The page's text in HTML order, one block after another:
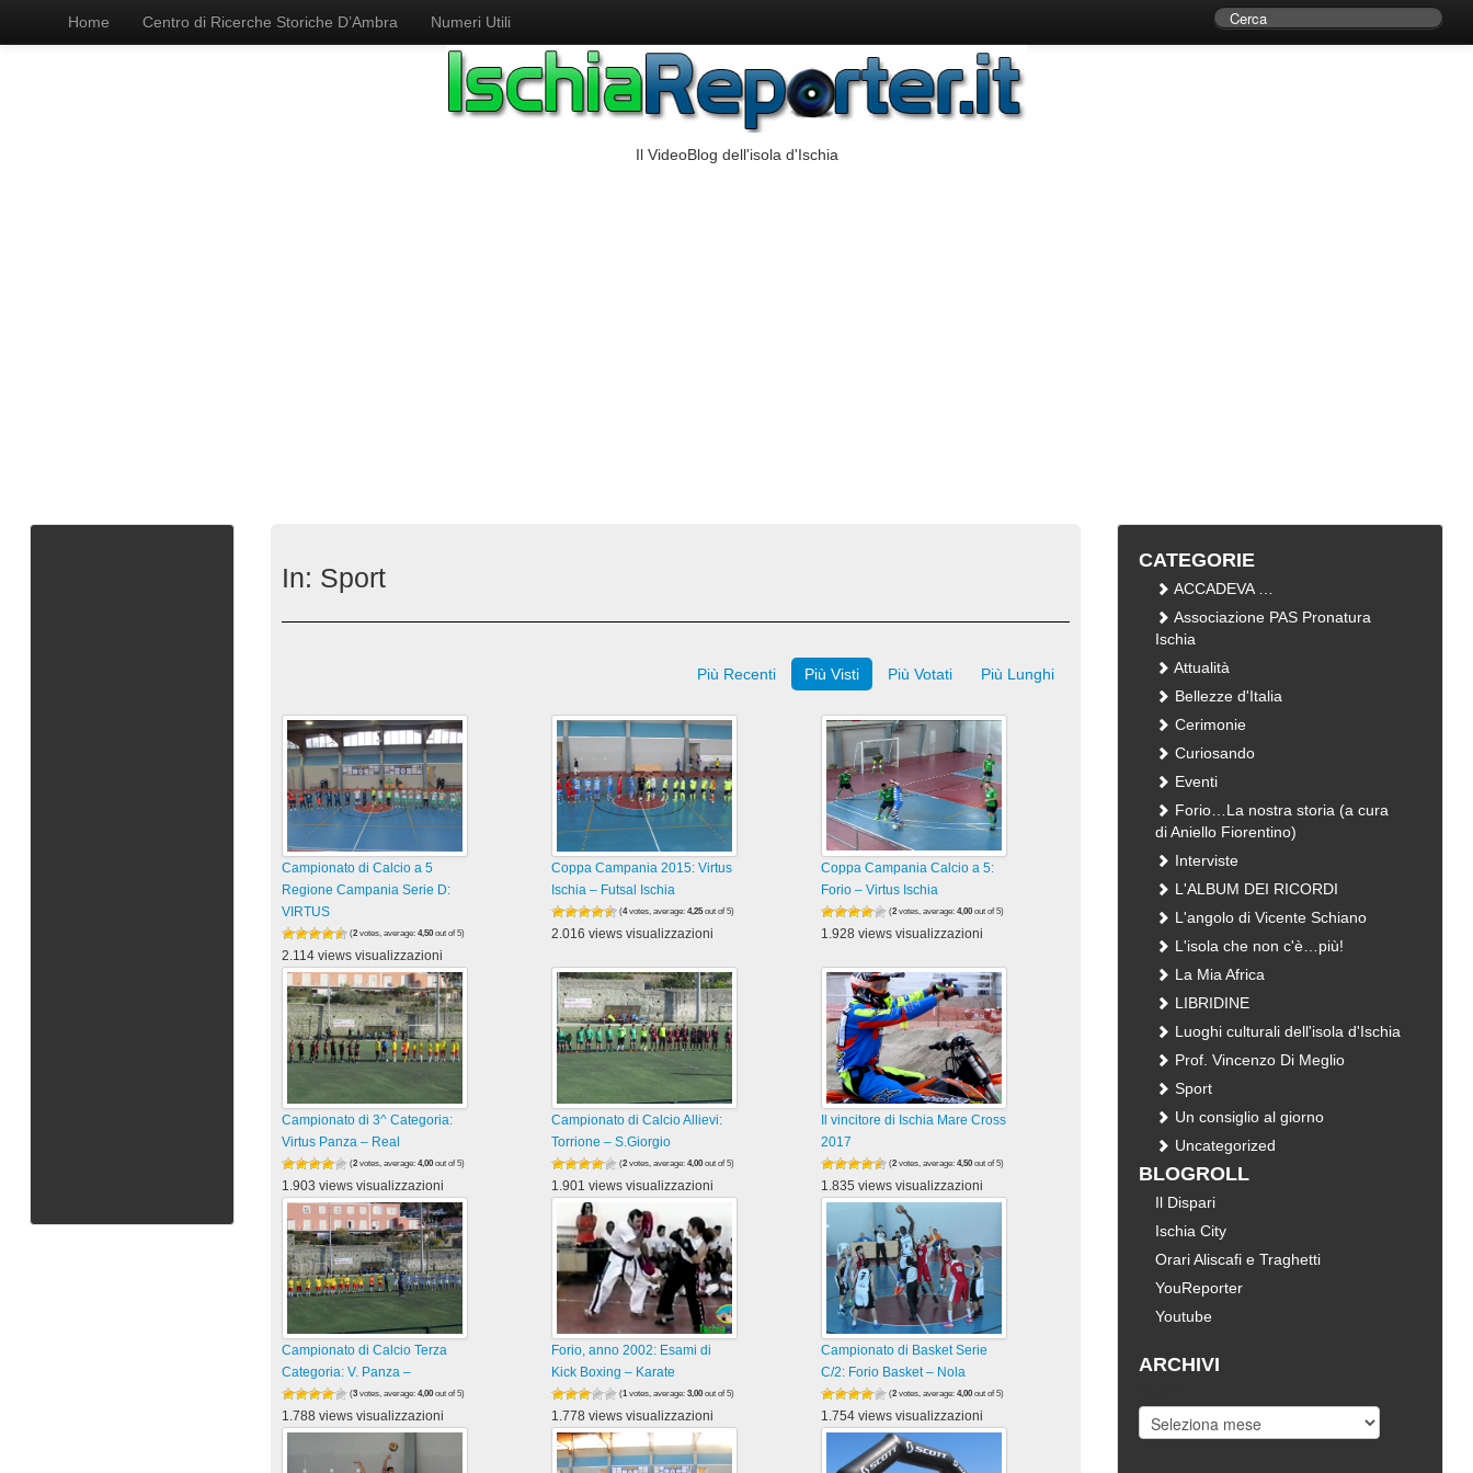
Home Centro di Ricerche Storiche D’Ambra Numeri Utili
Il VideoBlog dell'isola d'Ischia
In: Sport
Più Recenti Più Visti Più Votati Più Lunghi
Campionato di Calcio a 5
Regione Campania Serie D:
VIRTUS
(2 votes, average:4,50 out of 5)
2.114 views visualizzazioni
Coppa Campania 2015: Virtus
Ischia – Futsal Ischia
(4votes, average:4,25out of 5)
2.016 views visualizzazioni
Coppa Campania Calcio a 5:
Forio – Virtus Ischia
(2votes, average: 4,00out of 5)
1.928 views visualizzazioni
Campionato di 3^ Categoria:
Virtus Panza – Real
(2 votes, average:4,00 out of 5)
1.903 views visualizzazioni
Campionato di Calcio Allievi:
Torrione – S.Giorgio
(2 votes, average:4,00 out of 5)
1.901 views visualizzazioni
Il vincitore di Ischia Mare Cross
2017
(2votes, average: 4,50out of 5)
1.835 views visualizzazioni
Campionato di Calcio Terza
Categoria: V. Panza –
(3 votes, average:4,00 out of 5)
1.788 views visualizzazioni
Forio, anno 2002: Esami di
Kick Boxing – Karate
(1votes, average:3,00 out of 5)
1.778 views visualizzazioni
Campionato di Basket Serie
C/2: Forio Basket – Nola
(2votes, average: 4,00out of 5)
1.754 views visualizzazioni
CATEGORIE
ACCADEVA …
Associazione PAS Pronatura
Ischia
Attualità
Bellezze d'Italia
Cerimonie
Curiosando
Eventi
Forio…La nostra storia (a cura
di Aniello Fiorentino)
Interviste
L'ALBUM DEI RICORDI
L'angolo di Vicente Schiano
L'isola che non c'è…più!
La Mia Africa
LIBRIDINE
Luoghi culturali dell'isola d'Ischia
Prof. Vincenzo Di Meglio
Sport
Un consiglio al giorno
Uncategorized
BLOGROLL
Il Dispari
Ischia City
Orari Aliscafi e Traghetti
YouReporter
Youtube
ARCHIVI